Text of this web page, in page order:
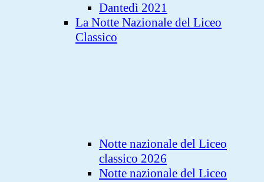
Dantedì 2021
La Notte Nazionale del Liceo
Classico
Notte nazionale del Liceo
classico 2026
Notte nazionale del Liceo